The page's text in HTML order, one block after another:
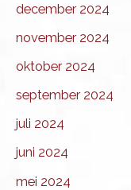
december 2024
november 2024
oktober 2024
september 2024
juli 2024
juni 2024
mei 2024